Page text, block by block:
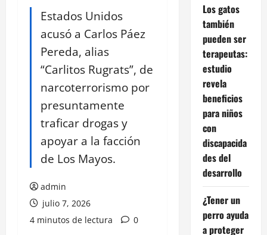
Estados Unidos
acusó a Carlos Páez
Pereda, alias
“Carlitos Rugrats”, de
narcoterrorismo por
presuntamente
traficar drogas y
apoyar a la facción
de Los Mayos.
admin
julio 7, 2026
4 minutos de lectura
0
Los gatos
también
pueden ser
terapeutas:
estudio
revela
beneficios
para niños
con
discapacida
des del
desarrollo
¿Tener un
perro ayuda
a proteger